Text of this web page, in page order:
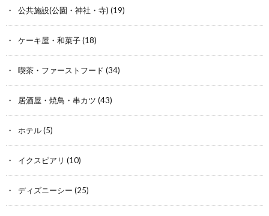
公共施設(公園・神社・寺) (19)
ケーキ屋・和菓子(18)
喫茶・ファーストフード (34)
居酒屋・焼鳥・串カツ (43)
ホテル(5)
イクスピアリ (10)
ディズニーシー (25)